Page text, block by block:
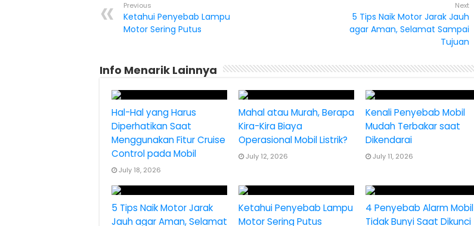
Previous
Ketahui Penyebab Lampu
Motor Sering Putus
Next
5 Tips Naik Motor Jarak Jauh
agar Aman, Selamat Sampai
Tujuan
Info Menarik Lainnya
Hal-Hal yang Harus
Diperhatikan Saat
Menggunakan Fitur Cruise
Control pada Mobil
July 18, 2026
Mahal atau Murah, Berapa
Kira-Kira Biaya
Operasional Mobil Listrik?
July 12, 2026
Kenali Penyebab Mobil
Mudah Terbakar saat
Dikendarai
July 11, 2026
5 Tips Naik Motor Jarak
Jauh agar Aman, Selamat
Ketahui Penyebab Lampu
Motor Sering Putus
4 Penyebab Alarm Mobil
Tidak Bunyi Saat Dikunci